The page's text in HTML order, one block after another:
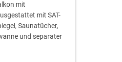
mit
mit SAT-
Saunatücher,
und separater